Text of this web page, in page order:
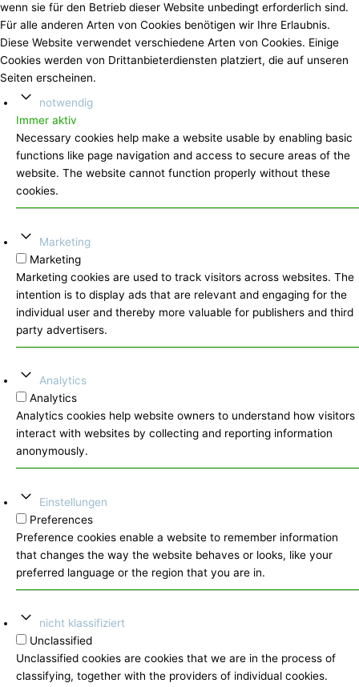
wenn sie für den Betrieb dieser Website unbedingt erforderlich sind.
Für alle anderen Arten von Cookies benötigen wir Ihre Erlaubnis.
Diese Website verwendet verschiedene Arten von Cookies. Einige
Cookies werden von Drittanbieterdiensten platziert, die auf unseren
Seiten erscheinen.
notwendig
Immer aktiv
Necessary cookies help make a website usable by enabling basic
functions like page navigation and access to secure areas of the
website. The website cannot function properly without these
cookies.
Marketing
Marketing
Marketing cookies are used to track visitors across websites. The
intention is to display ads that are relevant and engaging for the
individual user and thereby more valuable for publishers and third
party advertisers.
Analytics
Analytics
Analytics cookies help website owners to understand how visitors
interact with websites by collecting and reporting information
anonymously.
Einstellungen
Preferences
Preference cookies enable a website to remember information
that changes the way the website behaves or looks, like your
preferred language or the region that you are in.
nicht klassifiziert
Unclassified
Unclassified cookies are cookies that we are in the process of
classifying, together with the providers of individual cookies.